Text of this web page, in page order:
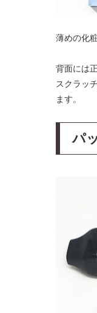
薄めの化
背面には
スクラッ
ます。
パ